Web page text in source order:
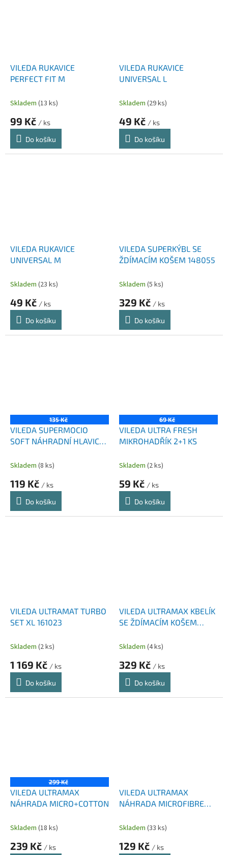
VILEDA RUKAVICE
PERFECT FIT M
Skladem (13 ks)
99 Kč / ks
Do košíku
VILEDA RUKAVICE
UNIVERSAL L
Skladem (29 ks)
49 Kč / ks
Do košíku
VILEDA RUKAVICE
UNIVERSAL M
Skladem (23 ks)
49 Kč / ks
Do košíku
VILEDA SUPERKÝBL SE
ŽDÍMACÍM KOŠEM 148055
Skladem (5 ks)
329 Kč / ks
Do košíku
135 Kč
VILEDA SUPERMOCIO
SOFT NÁHRADNÍ HLAVICE 1
Skladem (8 ks)
119 Kč / ks
Do košíku
69 Kč
VILEDA ULTRA FRESH
MIKROHADŘÍK 2+1 KS
Skladem (2 ks)
59 Kč / ks
Do košíku
VILEDA ULTRAMAT TURBO
SET XL 161023
Skladem (2 ks)
1 169 Kč / ks
Do košíku
VILEDA ULTRAMAX KBELÍK
SE ŽDÍMACÍM KOŠEM
Skladem (4 ks)
329 Kč / ks
Do košíku
299 Kč
VILEDA ULTRAMAX
NÁHRADA MICRO+COTTON
Skladem (18 ks)
239 Kč / ks
VILEDA ULTRAMAX
NÁHRADA MICROFIBRE
Skladem (33 ks)
129 Kč / ks